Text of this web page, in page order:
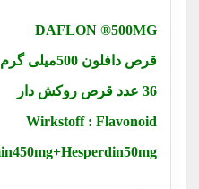
DAFLON ®500MG
قرص دافلون 500میلی گرم
36 عدد قرص روکش دار
Wirkstoff : Flavonoid